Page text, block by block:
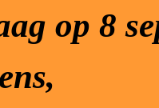
op 8